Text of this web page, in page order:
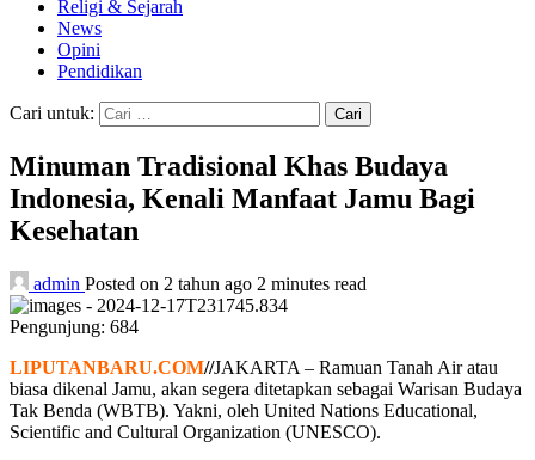
Religi & Sejarah
News
Opini
Pendidikan
Cari untuk:
Minuman Tradisional Khas Budaya
Indonesia, Kenali Manfaat Jamu Bagi
Kesehatan
admin Posted on 2 tahun ago 2 minutes read
Pengunjung: 684
LIPUTANBARU.COM//JAKARTA – Ramuan Tanah Air atau
biasa dikenal Jamu, akan segera ditetapkan sebagai Warisan Budaya
Tak Benda (WBTB). Yakni, oleh United Nations Educational,
Scientific and Cultural Organization (UNESCO).